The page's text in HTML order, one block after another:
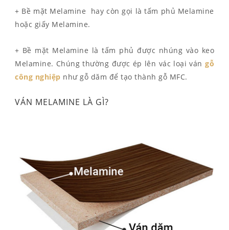
+ Bề mặt Melamine hay còn gọi là tấm phủ Melamine
hoặc giấy Melamine.
+ Bề mặt Melamine là tấm phủ được nhúng vào keo
Melamine. Chúng thường được ép lên vác loại ván gỗ
công nghiệp như gỗ dăm để tạo thành gỗ MFC.
VÁN MELAMINE LÀ GÌ?